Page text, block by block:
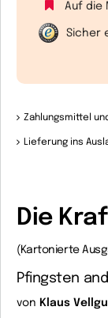
Auf die
Sicher
Zahlungsmittel
Lieferung ins
Die
(Kartonierte
Pfingsten
von Klaus